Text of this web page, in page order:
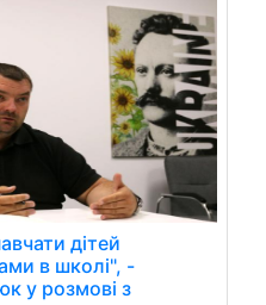
дітей
в школі", -
у розмові з